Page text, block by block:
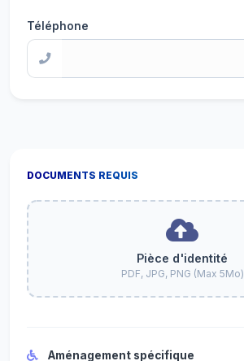
Téléphone
DOCUMENTS REQUIS
Pièce d'identité
PDF, JPG, PNG (Max 5Mo)
Aménagement spécifique